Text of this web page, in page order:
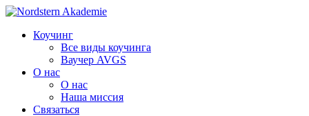
Перейти
содержимому
Коучинг
Все виды коучинга
Ваучер AVGS
О нас
О нас
Наша миссия
Связаться